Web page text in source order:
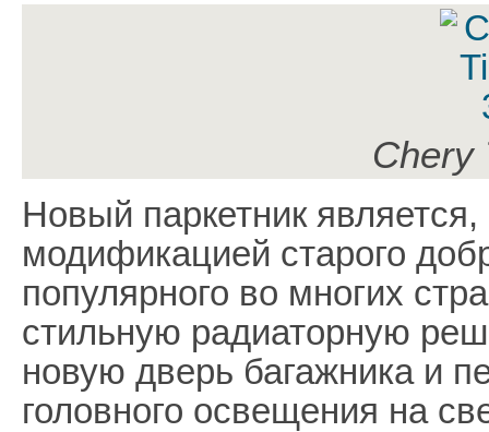
Chery
Новый паркетник
модификацией старого
популярного во многих
стильную радиаторную
новую дверь багажника и
головного освещения на